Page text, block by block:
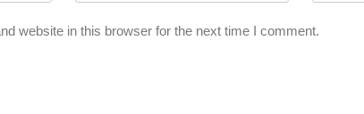
website in this browser for the next time I comment.